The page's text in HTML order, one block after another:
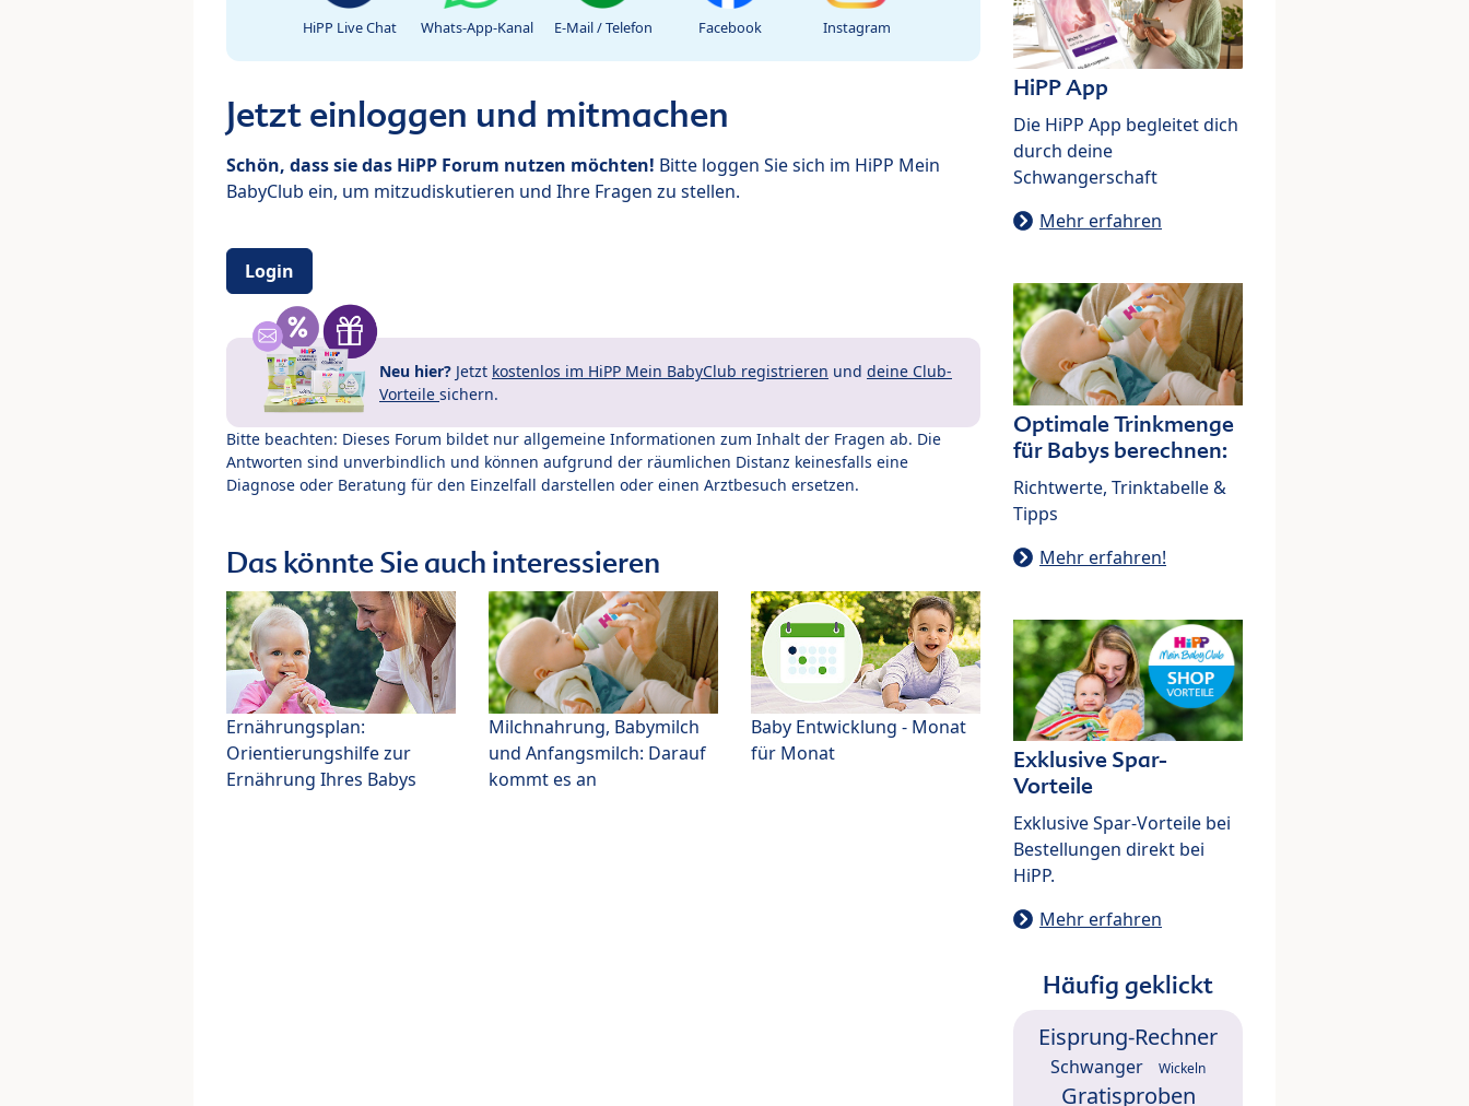
HiPP Live Chat Whats-App-Kanal E-Mail / Telefon Facebook Instagram
Jetzt einloggen und mitmachen
Schön, dass sie das HiPP Forum nutzen möchten! Bitte loggen Sie sich im HiPP Mein
BabyClub ein, um mitzudiskutieren und Ihre Fragen zu stellen.
Login
Neu hier? Jetzt kostenlos im HiPP Mein BabyClub registrieren und deine Club-
Vorteile sichern.
Bitte beachten: Dieses Forum bildet nur allgemeine Informationen zum Inhalt der Fragen ab. Die
Antworten sind unverbindlich und können aufgrund der räumlichen Distanz keinesfalls eine
Diagnose oder Beratung für den Einzelfall darstellen oder einen Arztbesuch ersetzen.
Das könnte Sie auch interessieren
Ernährungsplan:
Orientierungshilfe zur
Ernährung Ihres Babys
Milchnahrung, Babymilch
und Anfangsmilch: Darauf
kommt es an
Baby Entwicklung - Monat
für Monat
HiPP App
Die HiPP App begleitet dich
durch deine
Schwangerschaft
Mehr erfahren
Optimale Trinkmenge
für Babys berechnen:
Richtwerte, Trinktabelle &
Tipps
Mehr erfahren!
Exklusive Spar-
Vorteile
Exklusive Spar-Vorteile bei
Bestellungen direkt bei
HiPP.
Mehr erfahren
Häufig geklickt
Eisprung-Rechner
Schwanger Wickeln
Gratisproben